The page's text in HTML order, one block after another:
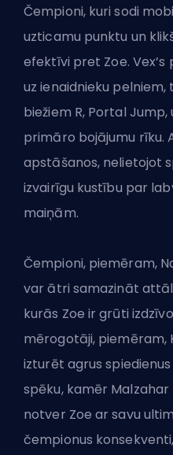
Čempioni, kuri sodi
uzticamu punktu un
efektīvi pret Zoe.
uz ienaidnieku
biežiem R, Portal
primāro bojājumu rīku.
apstāšanos, nelietojot
izvairīgu kustību par
maiņām.
Čempioni, piemēram,
var ātri samazināt
kurās Zoe ir grūti
mērogotāji, piemēram,
izturēt agrus
spēku, kamēr
notver Zoe ar savu
čempionus